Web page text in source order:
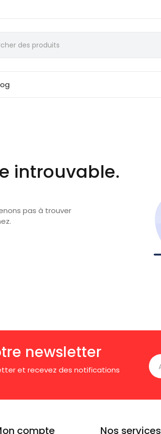
introuvable.
pas à trouver
newsletter
et recevez des notifications
compte Nos services